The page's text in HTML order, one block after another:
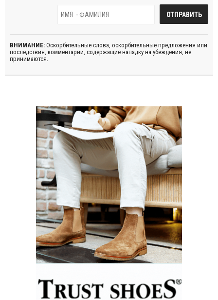
ВНИМАНИЕ: Оскорбительные слова, оскорбительные предложения или
последствия, комментарии, содержащие нападку на убеждения, не
принимаются.